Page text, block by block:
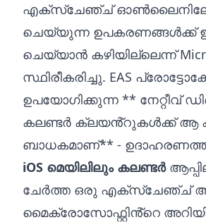
എക്‌സ്‌ചേഞ്ച്
ചെയ്യുന്ന ഉപകരണങ്ങൾക്ക്
ചെയ്യാൻ കഴിയില്ലെന്ന്
സ്ഥിരീകരിച്ചു. EAS
ഉപയോഗിക്കുന്ന ** നേറ്റീവ്
കലണ്ടർ ക്ലയൻ്റുകൾക്ക് ആ
ബാധകമാണ്** -
iOS മെയിലിലും കലണ്ടർ
ചേർത്ത ഒരു എക്സ്ചേഞ്ച്
മൈക്രോസോഫ്റ്റിൻ്റെ